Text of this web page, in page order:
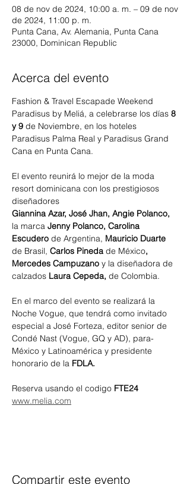
08 de nov de 2024, 10:00 a. m. – 09 de nov
de 2024, 11:00 p. m.
Punta Cana, Av. Alemania, Punta Cana
23000, Dominican Republic
Acerca del evento
Fashion & Travel Escapade Weekend
Paradisus by Meliá, a celebrarse los días 8
y 9 de Noviembre, en los hoteles
Paradisus Palma Real y Paradisus Grand
Cana en Punta Cana.
El evento reunirá lo mejor de la moda
resort dominicana con los prestigiosos
diseñadores
Giannina Azar, José Jhan, Angie Polanco,
la marca Jenny Polanco, Carolina
Escudero de Argentina, Mauricio Duarte
de Brasil, Carlos Pineda de México,
Mercedes Campuzano y la diseñadora de
calzados Laura Cepeda, de Colombia.
En el marco del evento se realizará la
Noche Vogue, que tendrá como invitado
especial a José Forteza, editor senior de
Condé Nast (Vogue, GQ y AD), para-
México y Latinoamérica y presidente
honorario de la FDLA.
Reserva usando el codigo FTE24
www.melia.com
Compartir este evento